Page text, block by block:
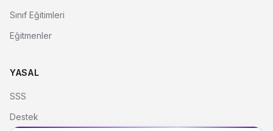
Sınıf Eğitimleri
Eğitmenler
YASAL
SSS
Destek